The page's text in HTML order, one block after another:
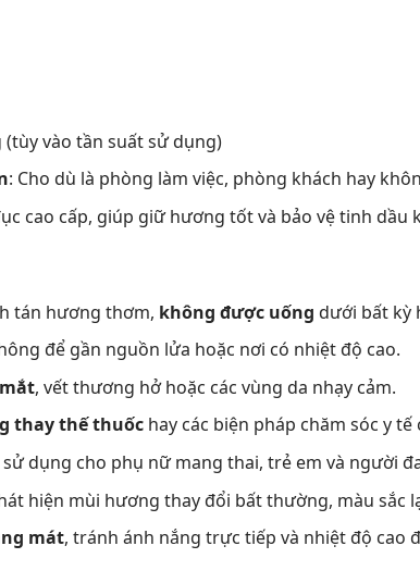
(tùy vào tần suất sử dụng)
: Cho dù là phòng làm việc, phòng khách hay
cao cấp, giúp giữ hương tốt và bảo vệ tinh dầu
tán hương thơm, không được uống dưới bất kỳ
để gần nguồn lửa hoặc nơi có nhiệt độ cao.
, vết thương hở hoặc các vùng da nhạy cảm.
thay thế thuốc hay các biện pháp chăm sóc y tế
dụng cho phụ nữ mang thai, trẻ em và người
hiện mùi hương thay đổi bất thường, màu sắc
mát, tránh ánh nắng trực tiếp và nhiệt độ cao